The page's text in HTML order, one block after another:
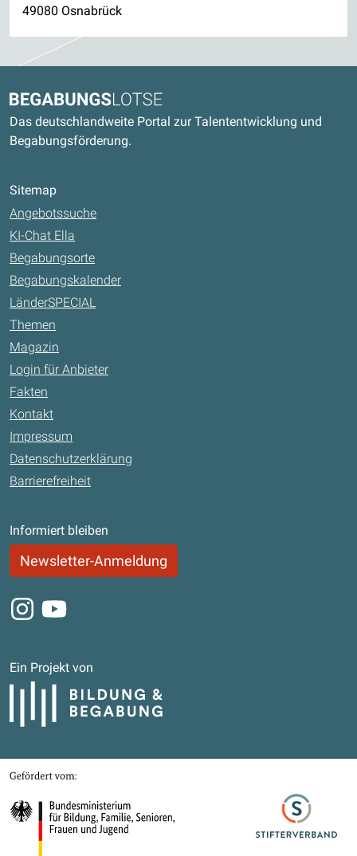
49080 Osnabrück
Begabungslotse
Das deutschlandweite Portal zur Talententwicklung und
Begabungsförderung.
Sitemap
Angebotssuche
KI-Chat Ella
Begabungsorte
Begabungskalender
LänderSPECIAL
Themen
Magazin
Login für Anbieter
Fakten
Kontakt
Impressum
Datenschutzerklärung
Barrierefreiheit
Informiert bleiben
Newsletter-Anmeldung
Instagram
Youtube
Ein Projekt von
Bildung und Begabung
Gefördert von
Bundesministerium für Bildung, Familie, Senioren, Frauen und Jugend
Stifterverband